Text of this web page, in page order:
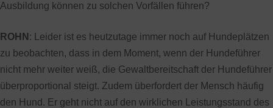
Ausbildung können zu solchen Vorfällen führen?
ROHN : Leider ist es heutzutage immer noch auf Hundeplätzen
zu beobachten, dass in dem Moment, wenn der Hundeführer
nicht mehr weiter weiß, die Gewaltbereitschaft der Hundeführer
überproportional steigt. Zudem überfordert der Mensch häufig
den Hund. Er geht nicht auf den wirklichen Leistungsstand des